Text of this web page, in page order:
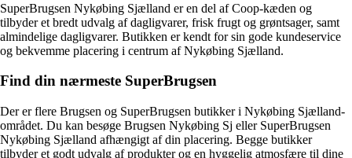
SuperBrugsen Nykøbing Sjælland er en del af Coop-kæden og
tilbyder et bredt udvalg af dagligvarer, frisk frugt og grøntsager, samt
almindelige dagligvarer. Butikken er kendt for sin gode kundeservice
og bekvemme placering i centrum af Nykøbing Sjælland.
Find din nærmeste SuperBrugsen
Der er flere Brugsen og SuperBrugsen butikker i Nykøbing Sjælland-
området. Du kan besøge Brugsen Nykøbing Sj eller SuperBrugsen
Nykøbing Sjælland afhængigt af din placering. Begge butikker
tilbyder et godt udvalg af produkter og en hyggelig atmosfære til dine